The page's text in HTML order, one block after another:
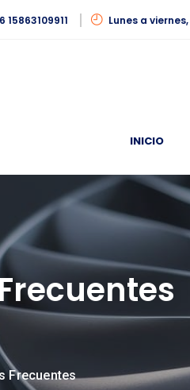
15863109911 Lunes a
INICIO
Frecuentes